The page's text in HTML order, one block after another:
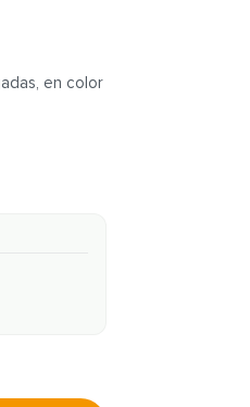
en color